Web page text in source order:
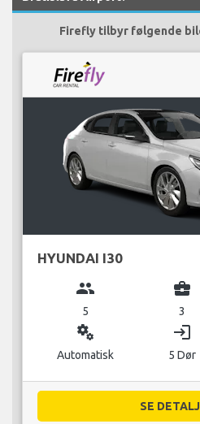
Firefly tilbyr følgende
HYUNDAI I30
group
5
business_center
3
miscellaneous_services
Automatisk
login
5 Dør
SE